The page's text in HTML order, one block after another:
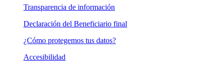
Transparencia de información
Declaración del Beneficiario final
¿Cómo protegemos tus datos?
Accesibilidad